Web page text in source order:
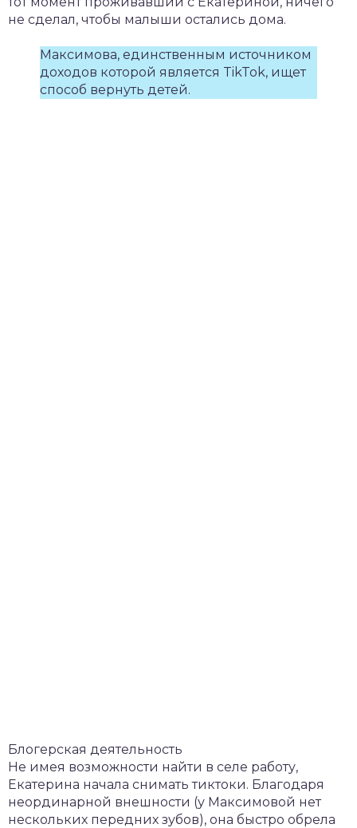
не сделал, чтобы малыши остались дома.
Максимова, единственным источником
доходов которой является TikTok, ищет
способ вернуть детей.
Блогерская деятельность
Не имея возможности найти в селе работу,
Екатерина начала снимать тиктоки. Благодаря
неординарной внешности (у Максимовой нет
нескольких передних зубов), она быстро обрела